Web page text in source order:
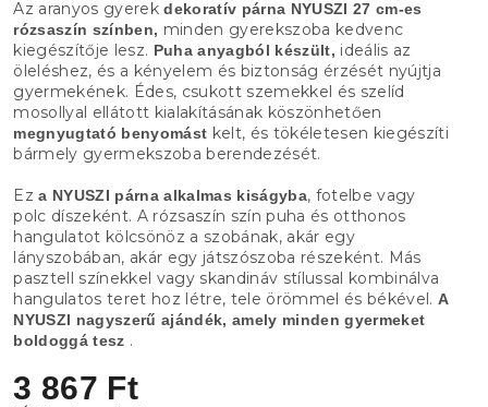
3 867 Ft
Az aranyos gyerekdekoratív párna NYUSZI 27 cm-es
rózsaszín színben, minden gyerekszoba kedvenc
kiegészítője lesz. Puha anyagból készült, ideális az
öleléshez, és a kényelem és biztonság érzését nyújtja
gyermekének. Édes, csukott szemekkel és szelíd
mosollyal ellátott kialakításának köszönhetően
megnyugtató benyomást kelt, és tökéletesen kiegészíti
bármely gyermekszoba berendezését.
Eza NYUSZI párna alkalmas kiságyba, fotelbe vagy
polc díszeként. A rózsaszín szín puha és otthonos
hangulatot kölcsönöz a szobának, akár egy
lányszobában, akár egy játszószoba részeként. Más
pasztell színekkel vagy skandináv stílussal kombinálva
hangulatos teret hoz létre, tele örömmel és békével. A
NYUSZI nagyszerű ajándék, amely minden gyermeket
boldoggá tesz .